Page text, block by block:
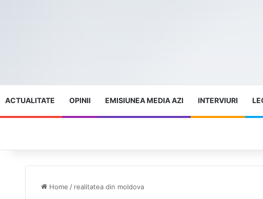
ACTUALITATE OPINII EMISIUNEA MEDIA AZI INTERVIURI
Home / realitatea din moldova